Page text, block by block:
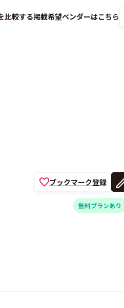
比較する掲載希望ベンダーはこちら
ブックマーク登録
無料プランあり